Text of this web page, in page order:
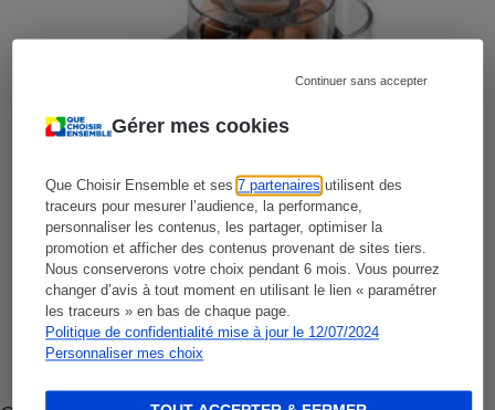
Gérer mes cookies
Que Choisir Ensemble et ses7 partenaires utilisent des
traceurs pour mesurer l’audience, la performance,
personnaliser les contenus, les partager, optimiser la
promotion et afficher des contenus provenant de sites tiers.
Nous conserverons votre choix pendant 6 mois. Vous pourrez
changer d’avis à tout moment en utilisant le lien « paramétrer
les traceurs » en bas de chaque page.
Politique de confidentialité mise à jour le 12/07/2024
Personnaliser mes choix
Continuer sans accepter